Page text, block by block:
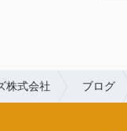
株式会社 ブログ